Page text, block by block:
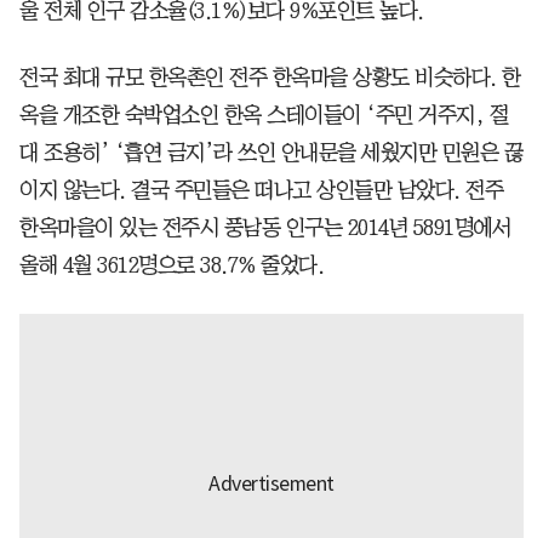
울 전체 인구 감소율(3.1%)보다 9%포인트 높다.
전국 최대 규모 한옥촌인 전주 한옥마을 상황도 비슷하다. 한
옥을 개조한 숙박업소인 한옥 스테이들이 ‘주민 거주지, 절
대 조용히’ ‘흡연 금지’라 쓰인 안내문을 세웠지만 민원은 끊
이지 않는다. 결국 주민들은 떠나고 상인들만 남았다. 전주
한옥마을이 있는 전주시 풍남동 인구는 2014년 5891명에서
올해 4월 3612명으로 38.7% 줄었다.